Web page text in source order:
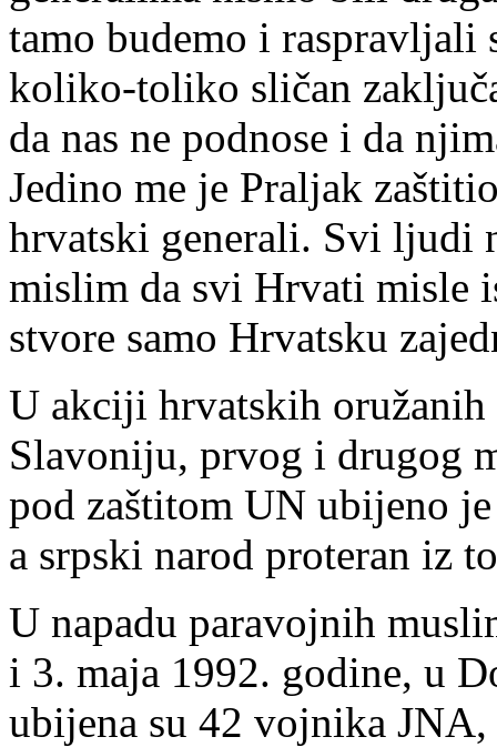
tamo budemo i raspravljali
koliko-toliko sličan
da nas ne podnose i da
Jedino me je Praljak
hrvatski generali. Svi ljudi
mislim da svi Hrvati misle
stvore samo Hrvatsku
U akciji hrvatskih oružanih
Slavoniju, prvog i drugog
pod zaštitom UN ubijeno
a srpski narod proteran iz
U napadu paravojnih
i 3. maja 1992. godine, u
ubijena su 42 vojnika